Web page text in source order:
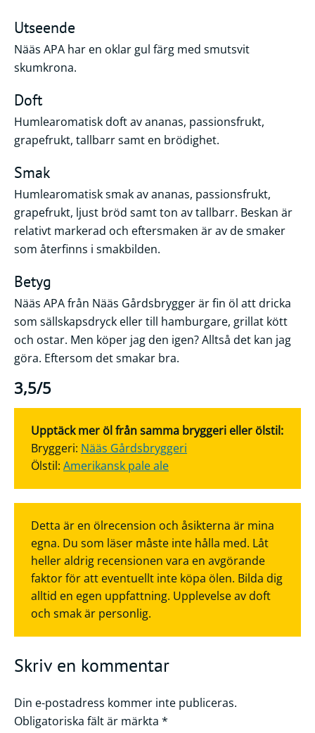
Utseende
Nääs APA har en oklar gul färg med smutsvit
skumkrona.
Doft
Humlearomatisk doft av ananas, passionsfrukt,
grapefrukt, tallbarr samt en brödighet.
Smak
Humlearomatisk smak av ananas, passionsfrukt,
grapefrukt, ljust bröd samt ton av tallbarr. Beskan är
relativt markerad och eftersmaken är av de smaker
som återfinns i smakbilden.
Betyg
Nääs APA från Nääs Gårdsbrygger är fin öl att dricka
som sällskapsdryck eller till hamburgare, grillat kött
och ostar. Men köper jag den igen? Alltså det kan jag
göra. Eftersom det smakar bra.
3,5/5
Upptäck mer öl från samma bryggeri eller ölstil:
Bryggeri: Nääs Gårdsbryggeri
Ölstil: Amerikansk pale ale
Detta är en ölrecension och åsikterna är mina
egna. Du som läser måste inte hålla med. Låt
heller aldrig recensionen vara en avgörande
faktor för att eventuellt inte köpa ölen. Bilda dig
alltid en egen uppfattning. Upplevelse av doft
och smak är personlig.
Skriv en kommentar
Din e-postadress kommer inte publiceras.
Obligatoriska fält är märkta *